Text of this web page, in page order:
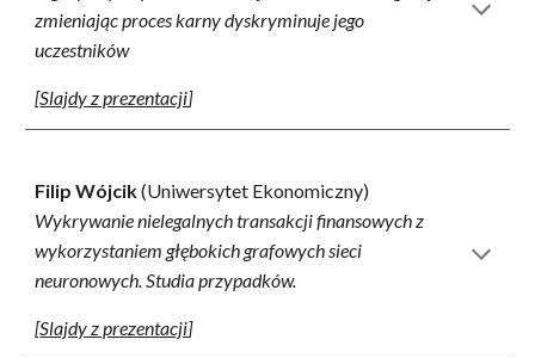
zmieniając proces karny dyskryminuje jego
uczestników
[Slajdy z prezentacji]
Filip Wójcik(Uniwersytet Ekonomiczny)
Wykrywanie nielegalnych transakcji finansowych z
wykorzystaniem głębokich grafowych sieci
neuronowych. Studia przypadków.
[Slajdy z prezentacji]